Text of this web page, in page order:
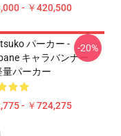
- ￥420,500
パーカー -
キャラバンナー
量パーカー
- ￥724,275
-20%